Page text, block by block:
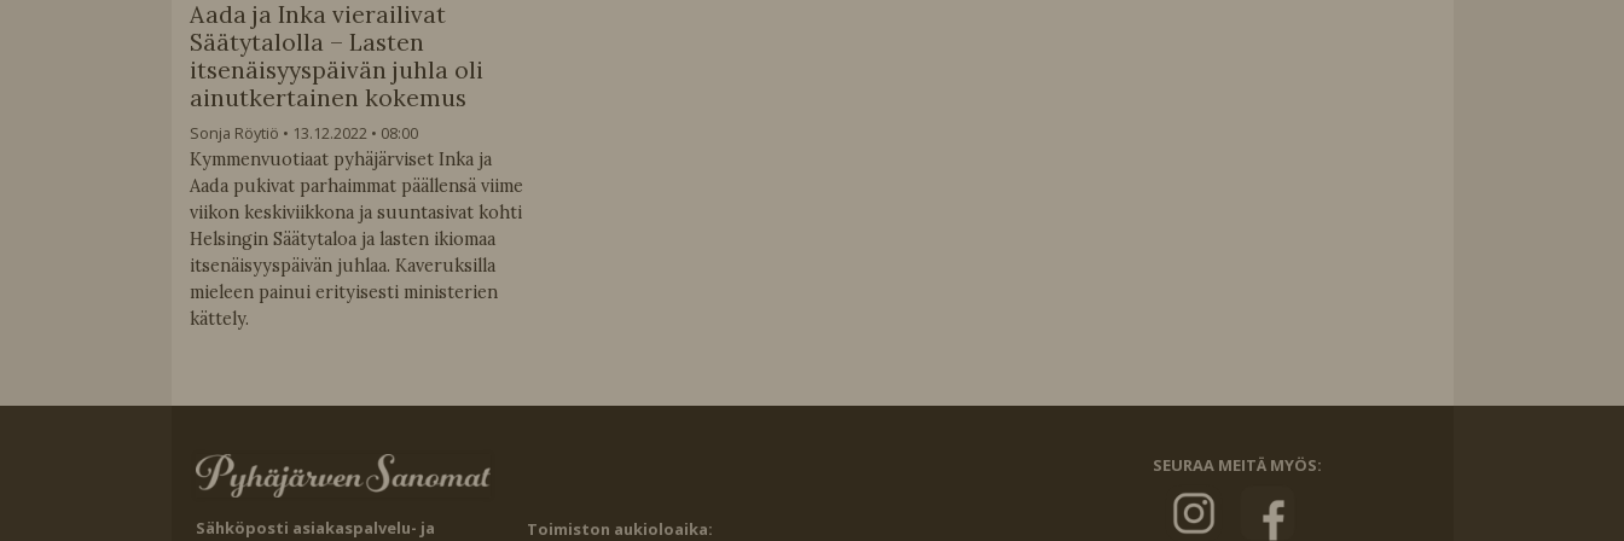
Aada ja Inka vierailivat
Säätytalolla – Lasten
itsenäisyyspäivän juhla oli
ainutkertainen kokemus
Sonja Röytiö 13.12.2022
08:00
Kymmenvuotiaat pyhäjärviset Inka ja
Aada pukivat parhaimmat päällensä viime
viikon keskiviikkona ja suuntasivat kohti
Helsingin Säätytaloa ja lasten ikiomaa
itsenäisyyspäivän juhlaa. Kaveruksilla
mieleen painui erityisesti ministerien
kättely.
Sähköposti asiakaspalvelu- ja
Toimiston aukioloaika:
SEURAA MEITÄ MYÖS: